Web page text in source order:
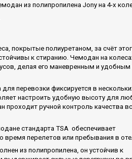
из полипропилена Jony на 4-х
покрытые полиуретаном, за счёт
к стиранию. Чемодан на
делая его маневренным и удобным
для перевозки фиксируется в
настроить удобную высоту для
проходит ручной контроль качества
стандарта TSA обеспечивает
время перелетов или пребывания в
из полипропилена, он устойчив к